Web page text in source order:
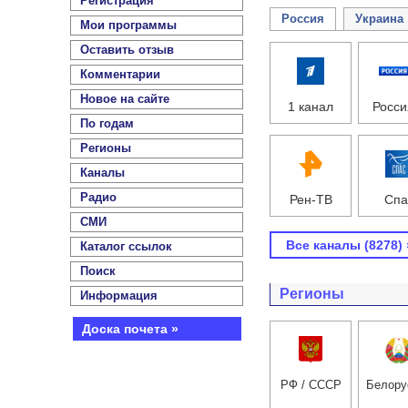
Мои программы
Оставить отзыв
Комментарии
Новое на сайте
По годам
Регионы
Каналы
Радио
СМИ
Каталог ссылок
Поиск
Информация
Доска почета »
Россия Украина
1 канал
Рен-ТВ
Все каналы (8278)
Регионы
РФ / СССР